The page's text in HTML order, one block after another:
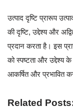
उत्पाद दृष्टि प्रारूप
की दृष्टि, उद्देश्य और
प्रदान करता है। इस
को स्पष्टता और उद्देश्य
आकर्षित और प्रभावित
Related